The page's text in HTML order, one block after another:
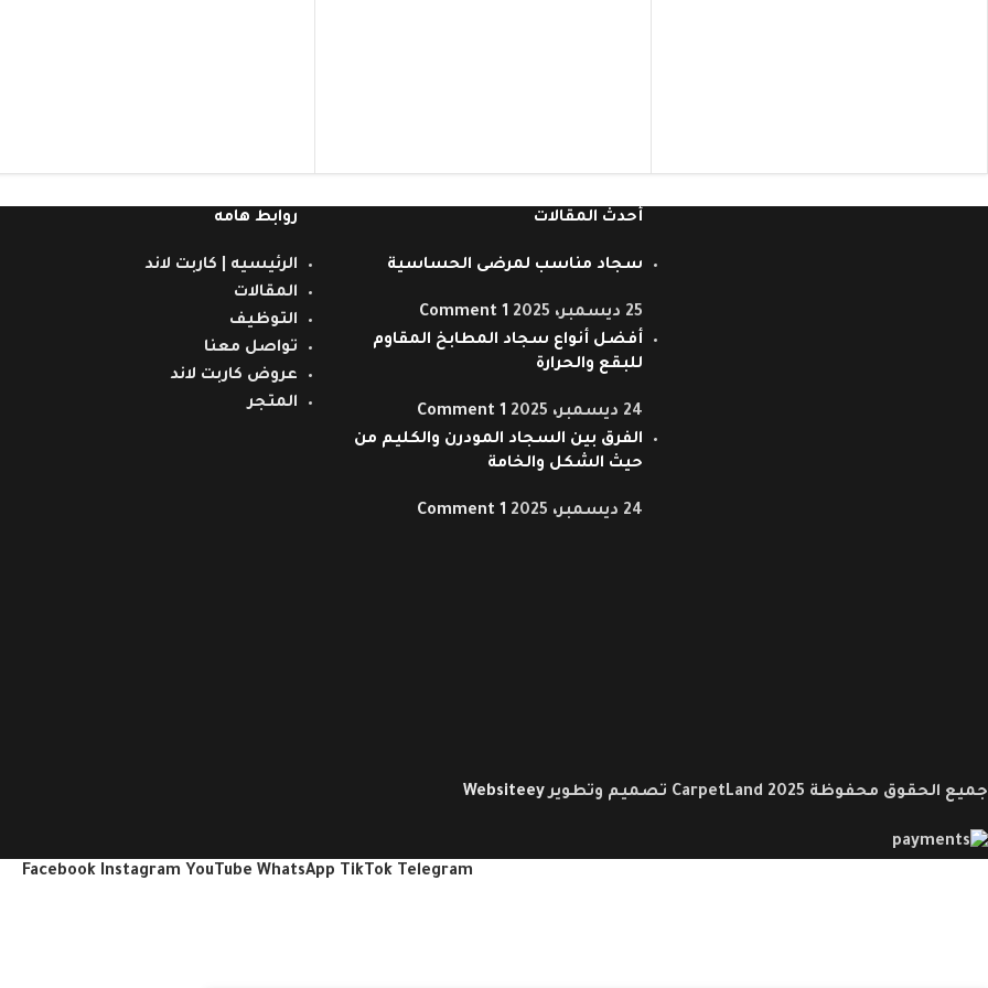
أحدث المقالات
سجاد مناسب لمرضى الحساسية
25 ديسمبر، 2025
1 Comment
أفضل أنواع سجاد المطابخ المقاوم
للبقع والحرارة
24 ديسمبر، 2025
1 Comment
الفرق بين السجاد المودرن والكليم من
حيث الشكل والخامة
24 ديسمبر، 2025 1 Comment
روابط هامه
الرئيسيه | كاربت لاند
المقالات
التوظيف
تواصل معنا
عروض كاربت لاند
المتجر
جميع الحقوق محفوظة CarpetLand 2025 تصميم وتطوير Websiteey
Facebook Instagram YouTube WhatsApp TikTok Telegram